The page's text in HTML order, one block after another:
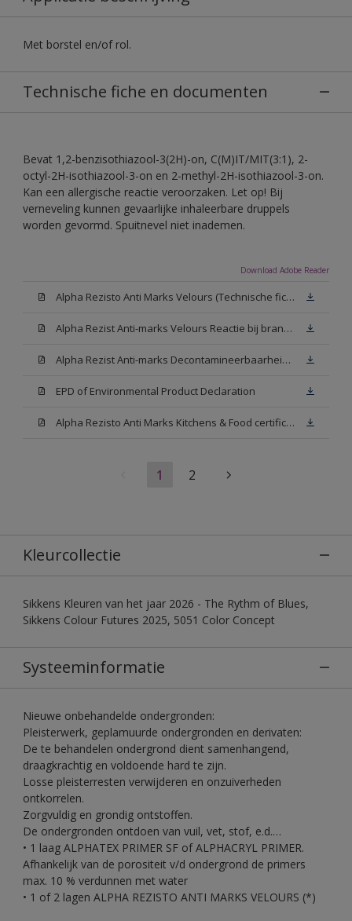
Met borstel en/of rol.
Technische fiche en documenten
Bevat 1,2-benzisothiazool-3(2H)-on, C(M)IT/MIT(3:1), 2-
octyl-2H-isothiazool-3-on en 2-methyl-2H-isothiazool-3-on.
Kan een allergische reactie veroorzaken. Let op! Bij
verneveling kunnen gevaarlijke inhaleerbare druppels
worden gevormd. Spuitnevel niet inademen.
Download Adobe Reader
Alpha Rezisto Anti Marks Velours (Technische fiche)
Alpha Rezist Anti-marks Velours Reactie bij brand A2-s1,d0
Alpha Rezist Anti-marks Decontamineerbaarheid Technical report
EPD of Environmental Product Declaration
Alpha Rezisto Anti Marks Kitchens & Food certificate (Voedingsattest ISEGA)
1 2
Kleurcollectie
Sikkens Kleuren van het jaar 2026 - The Rythm of Blues,
Sikkens Colour Futures 2025, 5051 Color Concept
Systeeminformatie
Nieuwe onbehandelde ondergronden:
Pleisterwerk, geplamuurde ondergronden en derivaten:
De te behandelen ondergrond dient samenhangend,
draagkrachtig en voldoende hard te zijn.
Losse pleisterresten verwijderen en onzuiverheden
ontkorrelen.
Zorgvuldig en grondig ontstoffen.
De ondergronden ontdoen van vuil, vet, stof, e.d.…
• 1 laag ALPHATEX PRIMER SF of ALPHACRYL PRIMER.
Afhankelijk van de porositeit v/d ondergrond de primers
max. 10 % verdunnen met water
• 1 of 2 lagen ALPHA REZISTO ANTI MARKS VELOURS (*)